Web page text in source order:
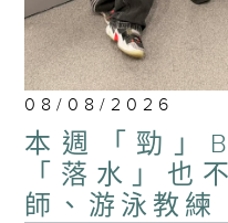
08/08/2026
本週「勁」
「落水」也
師、游泳教